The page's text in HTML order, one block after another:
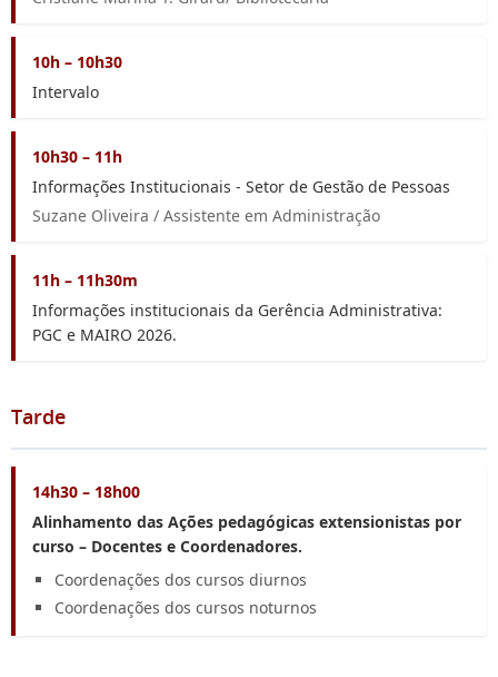
10h – 10h30
Intervalo
10h30 – 11h
Informações Institucionais - Setor de Gestão de Pessoas
Suzane Oliveira / Assistente em Administração
11h – 11h30m
Informações institucionais da Gerência Administrativa:
PGC e MAIRO 2026.
Tarde
14h30 – 18h00
Alinhamento das Ações pedagógicas extensionistas por
curso – Docentes e Coordenadores.
Coordenações dos cursos diurnos
Coordenações dos cursos noturnos